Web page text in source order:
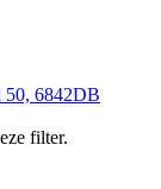
50, 6842DB
filter.